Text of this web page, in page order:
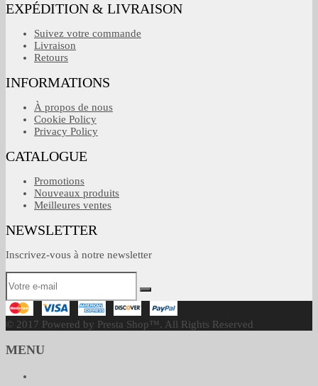
EXPÉDITION & LIVRAISON
Suivez votre commande
Livraison
Retours
INFORMATIONS
À propos de nous
Cookie Policy
Privacy Policy
CATALOGUE
Promotions
Nouveaux produits
Meilleures ventes
NEWSLETTER
Inscrivez-vous à notre newsletter
© 2017 Powered by Presta Shop™. All Rights Reserved
MENU